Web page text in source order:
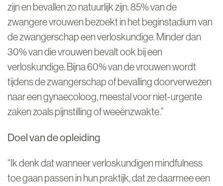
zijn en bevallen zo natuurlijk zijn. 85% van de
zwangere vrouwen bezoekt in het beginstadium van
de zwangerschap een verloskundige. Minder dan
30% van die vrouwen bevalt ook bij een
verloskundige. Bijna 60% van de vrouwen wordt
tijdens de zwangerschap of bevalling doorverwezen
naar een gynaecoloog, meestal voor niet-urgente
zaken zoals pijnstilling of weeënzwakte.”
Doel van de opleiding
“Ik denk dat wanneer verloskundigen mindfulness
toe gaan passen in hun praktijk, dat ze daarmee een